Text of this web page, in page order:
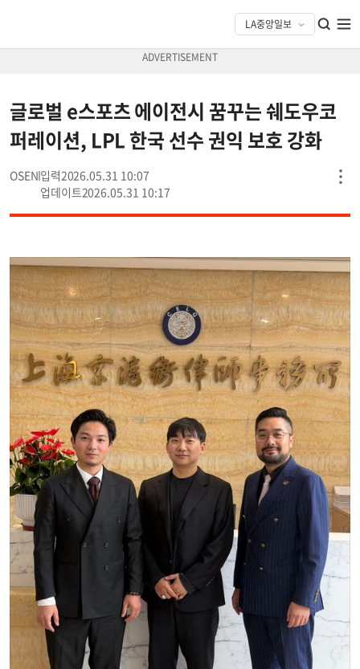
글로벌 e스포츠 에이전시 꿈꾸는 쉐도우코
퍼레이션, LPL 한국 선수 권익 보호 강화
OSEN
2026.05.31 10:07
2026.05.31 10:17